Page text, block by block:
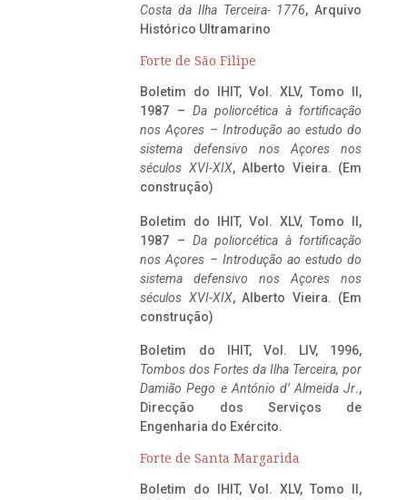
Costa da Ilha Terceira- 1776, Arquivo
Histórico Ultramarino
Forte de São Filipe
Boletim do IHIT, Vol. XLV, Tomo II,
1987 – Da poliorcética à fortificação
nos Açores – Introdução ao estudo do
sistema defensivo nos Açores nos
séculos XVI-XIX, Alberto Vieira. (Em
construção)
Boletim do IHIT, Vol. XLV, Tomo II,
1987 – Da poliorcética à fortificação
nos Açores – Introdução ao estudo do
sistema defensivo nos Açores nos
séculos XVI-XIX, Alberto Vieira. (Em
construção)
Boletim do IHIT, Vol. LIV, 1996,
Tombos dos Fortes da Ilha Terceira, por
Damião Pego e António d’ Almeida Jr.,
Direcção dos Serviços de
Engenharia do Exército.
Forte de Santa Margarida
Boletim do IHIT, Vol. XLV, Tomo II,